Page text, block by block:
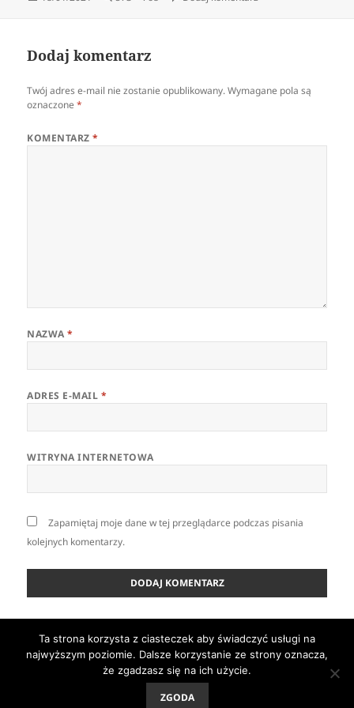
Dodaj komentarz
Twój adres e-mail nie zostanie opublikowany. Wymagane pola są
oznaczone*
KOMENTARZ*
NAZWA*
ADRES E-MAIL *
WITRYNA INTERNETOWA
Zapamiętaj moje dane w tej przeglądarce podczas pisania
kolejnych komentarzy.
Nawigacja
wpisuOPUBLIKOWANO W
Pamiątki
Ta strona korzysta z ciasteczek aby świadczyć usługi na
najwyższym poziomie. Dalsze korzystanie ze strony oznacza,
że zgadzasz się na ich użycie.
ZGODA